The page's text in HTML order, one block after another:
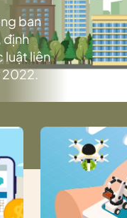
ban
định
luật liên
2022.